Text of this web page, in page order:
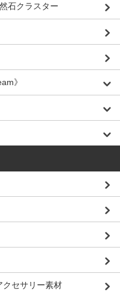
石クラスター
》
クセサリー素材